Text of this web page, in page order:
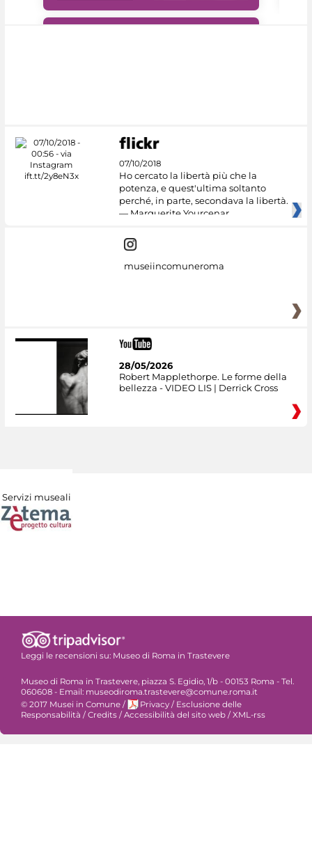
07/10/2018
Ho cercato la libertà più che la
potenza, e quest'ultima soltanto
perché, in parte, secondava la libertà.
— Marguerite Yourcenar
museiincomuneroma
28/05/2026
Robert Mapplethorpe. Le forme della
bellezza - VIDEO LIS | Derrick Cross
Servizi museali
Leggi le recensioni su: Museo di Roma in Trastevere
Museo di Roma in Trastevere, piazza S. Egidio, 1/b - 00153 Roma - Tel.
060608 - Email: museodiroma.trastevere@comune.roma.it
© 2017 Musei in Comune / Privacy / Esclusione delle
Responsabilità / Credits / Accessibilità del sito web / XML-rss